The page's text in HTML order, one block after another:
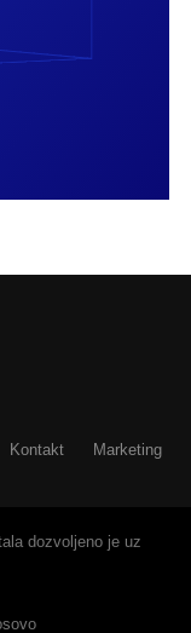
Kontakt Marketing
dozvoljeno je uz